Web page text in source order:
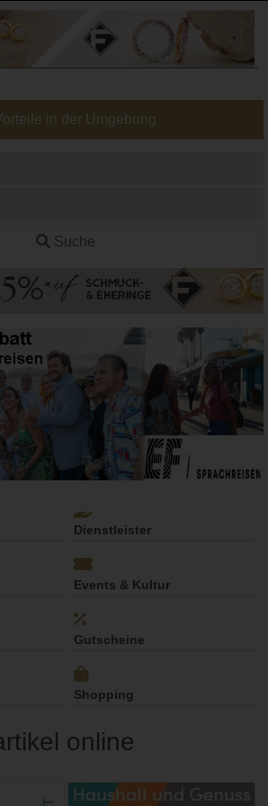
in der Umgebung
Suche
Dienstleister
Events & Kultur
Gutscheine
Shopping
online